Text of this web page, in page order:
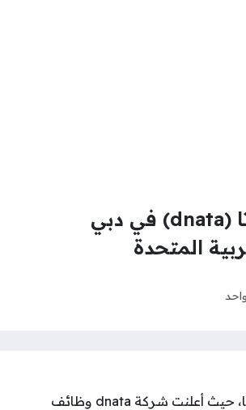
وظائف دناتا (dnata) في دبي
المتحدة
اعلان وظائف دناتا، حيث أعلنت شركة dnata وظائف